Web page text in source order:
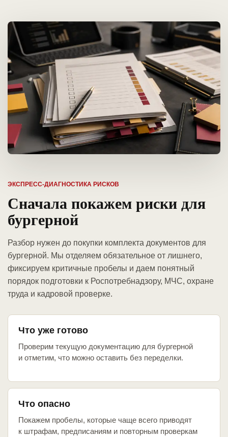
ЭКСПРЕСС-ДИАГНОСТИКА РИСКОВ
Сначала покажем риски для
бургерной
Разбор нужен до покупки комплекта документов для
бургерной. Мы отделяем обязательное от лишнего,
фиксируем критичные пробелы и даем понятный
порядок подготовки к Роспотребнадзору, МЧС, охране
труда и кадровой проверке.
Что уже готово
Проверим текущую документацию для бургерной
и отметим, что можно оставить без переделки.
Что опасно
Покажем пробелы, которые чаще всего приводят
к штрафам, предписаниям и повторным проверкам